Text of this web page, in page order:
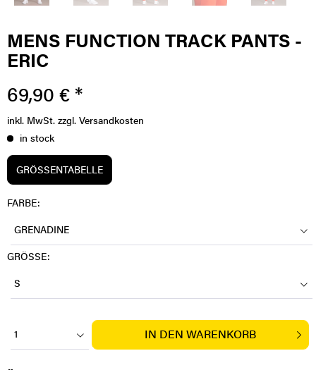
MENS FUNCTION TRACK PANTS -
ERIC
69,90 € *
inkl. MwSt. zzgl. Versandkosten
in stock
GRÖSSENTABELLE
FARBE:
GRENADINE
GRÖSSE:
S
1 IN DEN WARENKORB